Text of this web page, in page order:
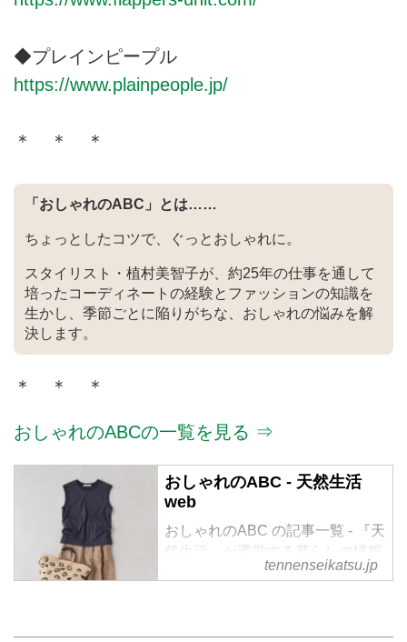
◆プレインピープル
https://www.plainpeople.jp/
＊ ＊ ＊
「おしゃれのABC」とは……
ちょっとしたコツで、ぐっとおしゃれに。
スタイリスト・植村美智子が、約25年の仕事を通して
培ったコーディネートの経験とファッションの知識を
生かし、季節ごとに陥りがちな、おしゃれの悩みを解
決します。
＊ ＊ ＊
おしゃれのABCの一覧を見る ⇒
おしゃれのABC - 天然生活
web
おしゃれのABC の記事一覧 - 『天
然生活』が運営する暮らしの情報
サイト。食やファッション、暮ら
tennenseikatsu.jp